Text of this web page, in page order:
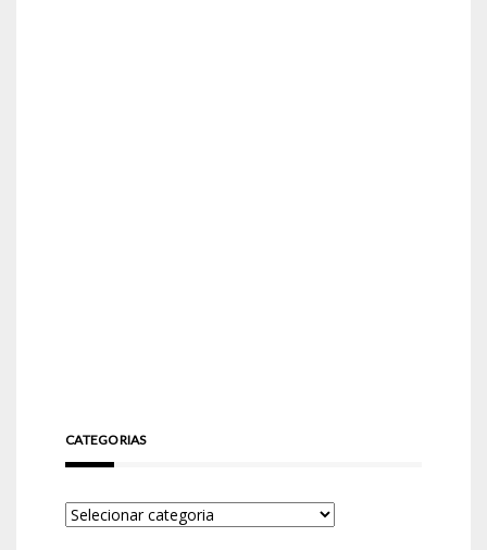
CATEGORIAS